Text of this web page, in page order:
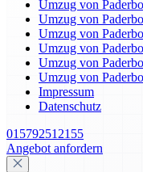
Umzug von
Umzug von
Umzug von
Umzug von
Umzug von
Umzug von
Impressum
Datenschutz
015792512155
Angebot anfordern